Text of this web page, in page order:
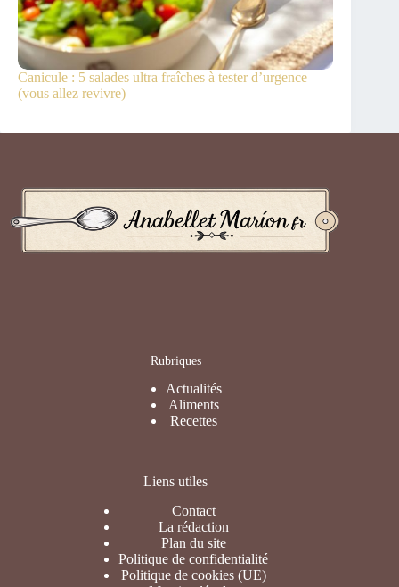
Canicule : 5 salades ultra fraîches à tester d’urgence
(vous allez revivre)
Rubriques
Actualités
Aliments
Recettes
Liens utiles
Contact
La rédaction
Plan du site
Politique de confidentialité
Politique de cookies (UE)